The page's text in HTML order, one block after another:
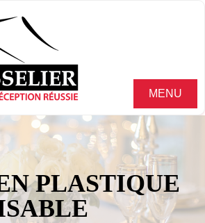
MENU
PLASTIQUE